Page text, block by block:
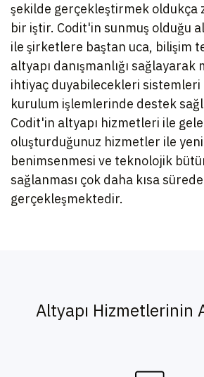
şekilde gerçekleştirmek oldukça
bir iştir. Codit'in sunmuş olduğu
ile şirketlere baştan uca, bilişim
altyapı danışmanlığı
ihtiyaç duyabilecekleri sistemleri
kurulum işlemlerinde destek
Codit'in altyapı hizmetleri ile
oluşturduğunuz hizmetler ile
benimsenmesi ve teknolojik
sağlanması çok daha kısa sürede
gerçekleşmektedir.
Altyapı Hizmetlerinin